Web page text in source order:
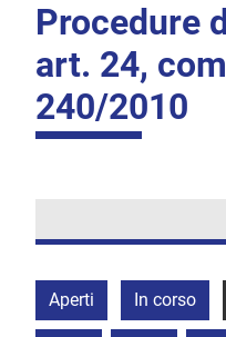
Procedure
art. 24,
240/2010
Aperti In corso